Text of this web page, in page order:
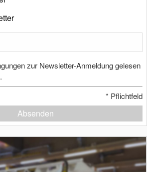
zur Newsletter-Anmeldung gelesen
* Pflichtfeld
Absenden